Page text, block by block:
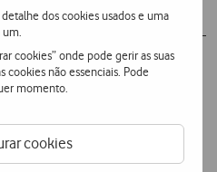
dos cookies usados e uma
cookies” onde pode gerir as suas
cookies não essenciais. Pode
momento.
cookies
nocanalde YouTube da
de dois parceiros de media –
Global Media, a plataforma será
de Notícias e do Diário de Notícias.
nowebsite
na
exclusivo em cada uma delas:
vodafonefuture.dn.pt e
partir de amanhã.